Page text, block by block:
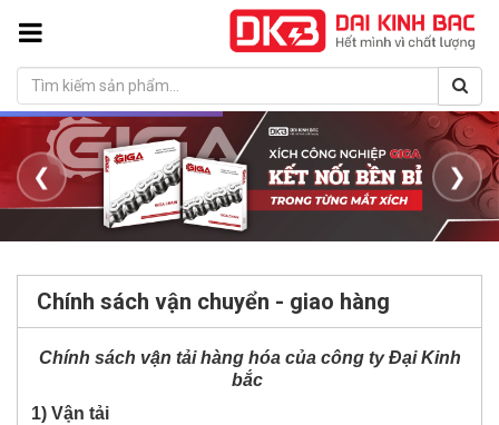
❮ ❯
Chính sách vận chuyển - giao hàng
Chính sách vận tải hàng hóa của công ty Đại Kinh
bắc
1) Vận tải